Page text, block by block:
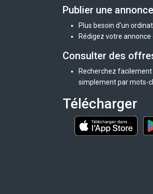
Publier une
Plus besoin d'un
Rédigez votre
Consulter des
Recherchez
simplement par mots-
Télécharger